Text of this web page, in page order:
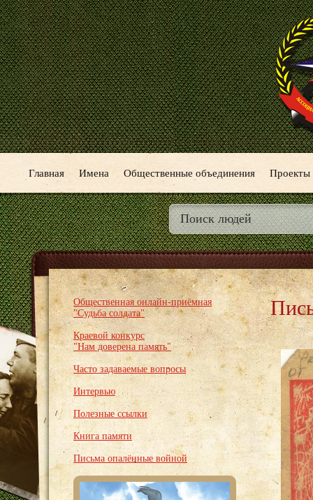
Главная Имена Общественные объединения Проекты
Общественная онлайн-приёмная
"Судьба солдата"
Краевой конкурс
"Нам доверена память"
Часто задаваемые вопросы
Интервью
Полезные ссылки
Книга памяти
Письма опалённые войной